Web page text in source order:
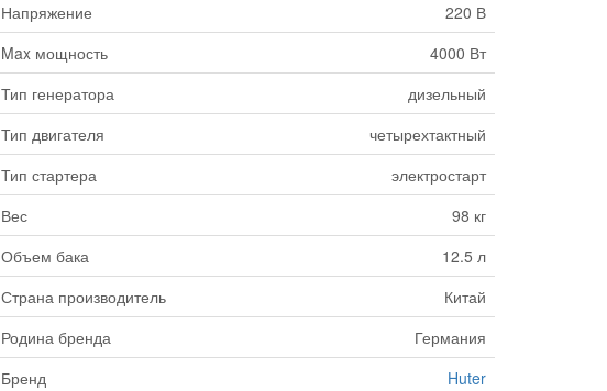
Напряжение
220 В
Max мощность
4000 Вт
Тип генератора
дизельный
Тип двигателя
четырехтактный
Тип стартера
электростарт
Вес
98 кг
Объем бака
12.5 л
Страна производитель
Китай
Родина бренда
Германия
Бренд
Huter